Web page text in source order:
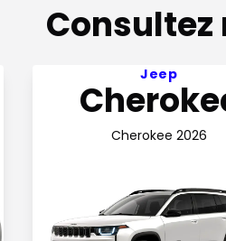
Consultez
Voir l'offre 45,670$ Prix de
Jeep
Cherokee 2026